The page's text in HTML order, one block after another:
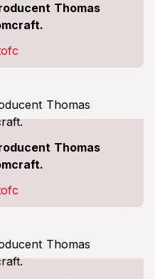
Thomas
Thomas